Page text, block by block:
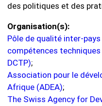
des politiques et des
Organisation(s)
Pôle de qualité inter-
compétences
DCTP);
Association pour le
Afrique (ADEA);
The Swiss Agency for